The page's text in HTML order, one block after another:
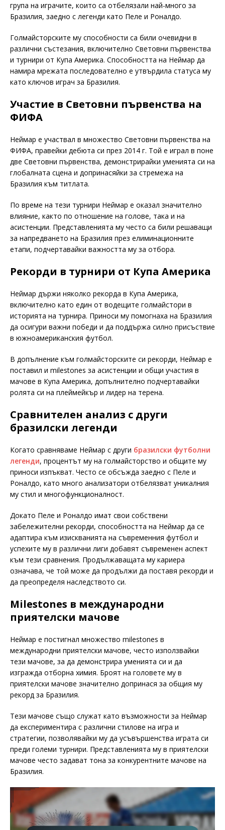
група на играчите, които са отбелязали най-много за
Бразилия, заедно с легенди като Пеле и Роналдо.
Голмайсторските му способности са били очевидни в
различни състезания, включително Световни първенства
и турнири от Купа Америка. Способността на Неймар да
намира мрежата последователно е утвърдила статуса му
като ключов играч за Бразилия.
Участие в Световни първенства на
ФИФА
Неймар е участвал в множество Световни първенства на
ФИФА, правейки дебюта си през 2014 г. Той е играл в поне
две Световни първенства, демонстрирайки уменията си на
глобалната сцена и допринасяйки за стремежа на
Бразилия към титлата.
По време на тези турнири Неймар е оказал значително
влияние, както по отношение на голове, така и на
асистенции. Представленията му често са били решаващи
за напредването на Бразилия през елиминационните
етапи, подчертавайки важността му за отбора.
Рекорди в турнири от Купа Америка
Неймар държи няколко рекорда в Купа Америка,
включително като един от водещите голмайстори в
историята на турнира. Приноси му помогнаха на Бразилия
да осигури важни победи и да поддържа силно присъствие
в южноамериканския футбол.
В допълнение към голмайсторските си рекорди, Неймар е
поставил и milestones за асистенции и общи участия в
мачове в Купа Америка, допълнително подчертавайки
ролята си на плеймейкър и лидер на терена.
Сравнителен анализ с други
бразилски легенди
Когато сравняваме Неймар с други бразилски футболни
легенди, процентът му на голмайсторство и общите му
приноси изпъкват. Често се обсъжда заедно с Пеле и
Роналдо, като много анализатори отбелязват уникалния
му стил и многофункционалност.
Докато Пеле и Роналдо имат свои собствени
забележителни рекорди, способността на Неймар да се
адаптира към изискванията на съвременния футбол и
успехите му в различни лиги добавят съвременен аспект
към тези сравнения. Продължаващата му кариера
означава, че той може да продължи да поставя рекорди и
да преопределя наследството си.
Milestones в международни
приятелски мачове
Неймар е постигнал множество milestones в
международни приятелски мачове, често използвайки
тези мачове, за да демонстрира уменията си и да
изгражда отборна химия. Броят на головете му в
приятелски мачове значително допринася за общия му
рекорд за Бразилия.
Тези мачове също служат като възможности за Неймар
да експериментира с различни стилове на игра и
стратегии, позволявайки му да усъвършенства играта си
преди големи турнири. Представленията му в приятелски
мачове често задават тона за конкурентните мачове на
Бразилия.